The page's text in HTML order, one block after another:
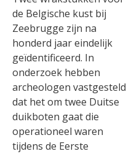
de Belgische kust bij
Zeebrugge zijn na
honderd jaar eindelijk
geïdentificeerd. In
onderzoek hebben
archeologen vastgesteld
dat het om twee Duitse
duikboten gaat die
operationeel waren
tijdens de Eerste